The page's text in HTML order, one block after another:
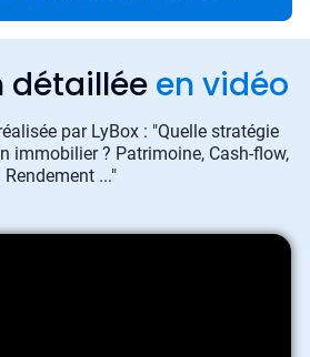
détaillée en vidéo
par LyBox : "Quelle stratégie
immobilier ? Patrimoine, Cash-flow,
Rendement ..."